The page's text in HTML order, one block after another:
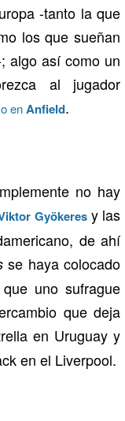
-tanto la que
los que sueñan
algo así como un
al jugador
enAnfield.
no hay
Gyökeresy las
de ahí
se haya colocado
uno sufrague
que deja
en Uruguay y
en el Liverpool.